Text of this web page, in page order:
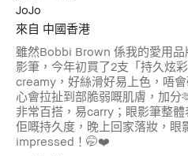
JoJo
來自 中國香港
雖然Bobbi Brown 係我的愛用
影筆，今年初買了2支「持久炫
creamy，好絲滑好易上色，唔
心會拉扯到部脆弱嘅肌膚，加分
非常百搭，易carry；眼影筆整
佢嘅持久度，晚上回家落妝，眼
impressed！🤭❤️